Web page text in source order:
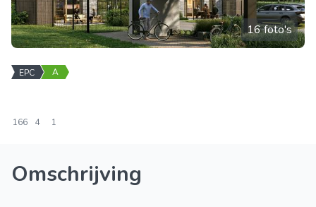
16 foto's
EPC A
166 4 1
Omschrijving